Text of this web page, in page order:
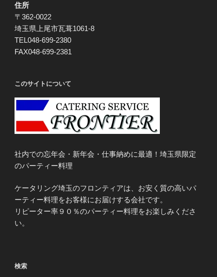
住所
〒362-0022
埼玉県上尾市瓦葺1061-8
TEL048-699-2380
FAX048-699-2381
このサイトについて
社内での忘年会・新年会・仕事納めに最適！埼玉県限定
のパーティー料理
ケータリング埼玉のフロンティアは、お安く質の高いパ
ーティー料理をお客様にお届けする会社です。
リピーター率９０％のパーティー料理をお楽しみくださ
い。
検索